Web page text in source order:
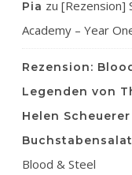
Pia zu [Rezension]
Academy – Year
Rezension:
Legenden von
Helen Scheuerer
Buchstabensalat
Blood & Steel